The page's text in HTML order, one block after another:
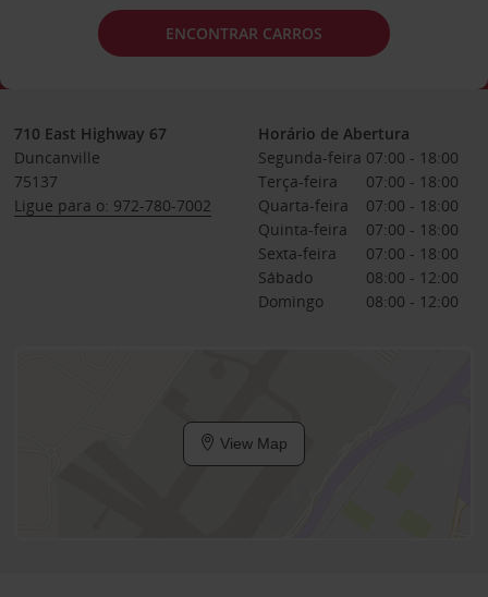
ENCONTRAR CARROS
710 East Highway 67
Duncanville
75137
Ligue para o: 972-780-7002
Horário de Abertura
Segunda-feira 07:00 - 18:00
Terça-feira
07:00 - 18:00
Quarta-feira
07:00 - 18:00
Quinta-feira
07:00 - 18:00
Sexta-feira
07:00 - 18:00
Sábado
08:00 - 12:00
Domingo
08:00 - 12:00
View Map